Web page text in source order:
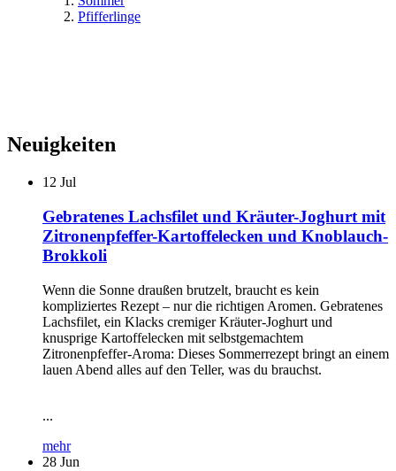
Pfifferlinge
Neuigkeiten
12 Jul
Gebratenes Lachsfilet und Kräuter-Joghurt mit
Zitronenpfeffer-Kartoffelecken und Knoblauch-
Brokkoli
Wenn die Sonne draußen brutzelt, braucht es kein
kompliziertes Rezept – nur die richtigen Aromen. Gebratenes
Lachsfilet, ein Klacks cremiger Kräuter-Joghurt und
knusprige Kartoffelecken mit selbstgemachtem
Zitronenpfeffer-Aroma: Dieses Sommerrezept bringt an einem
lauen Abend alles auf den Teller, was du brauchst.
...
mehr
28 Jun